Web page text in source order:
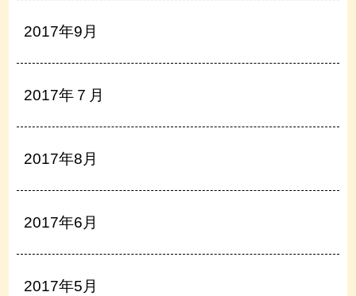
2017年9月
2017年７月
2017年8月
2017年6月
2017年5月